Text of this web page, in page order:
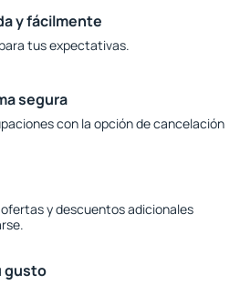
y fácilmente
tus expectativas.
segura
con la opción de cancelación
y descuentos adicionales
gusto